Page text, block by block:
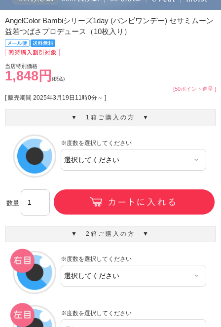
AngelColor Bambiシリーズ1day (バンビワンデー) セサミムーン
益若つばさプロデュース（10枚入り）
当店特別価格
1,848円 (税込)
[50ポイント進呈 ]
[ 販売期間 2025年3月19日11時0分～ ]
▼ 1箱ご購入の方 ▼
※度数を選択してください
数量
▼ 2箱ご購入の方 ▼
※度数を選択してください
※度数を選択してください